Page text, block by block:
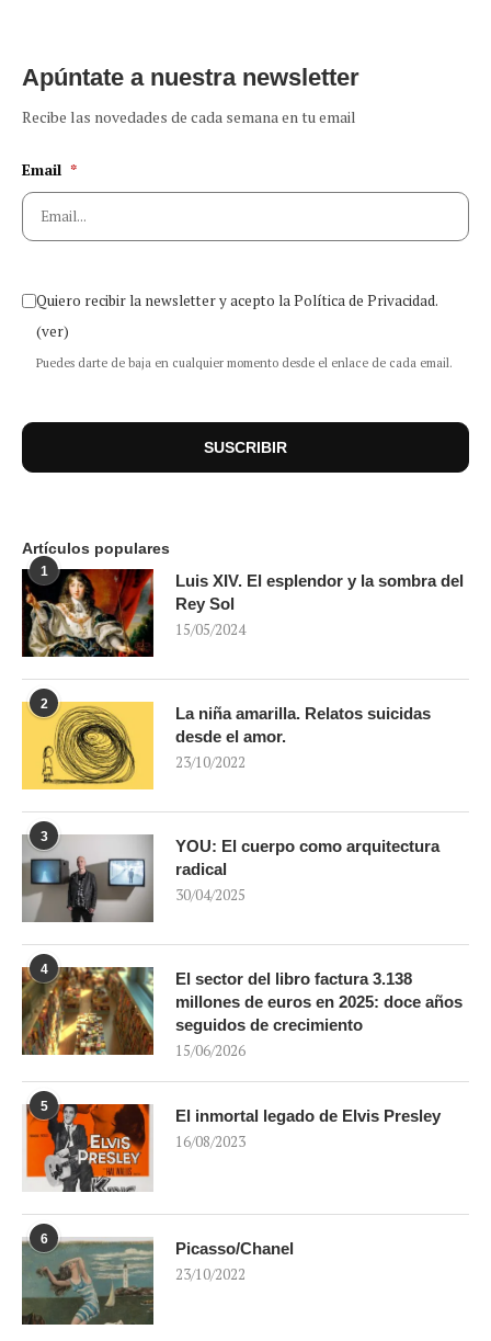
Apúntate a nuestra newsletter
Recibe las novedades de cada semana en tu email
Email *
Quiero recibir la newsletter y acepto la Política de Privacidad.
(ver)
Puedes darte de baja en cualquier momento desde el enlace de cada email.
Artículos populares
1
Luis XIV. El esplendor y la sombra del
Rey Sol
15/05/2024
2
La niña amarilla. Relatos suicidas
desde el amor.
23/10/2022
3
YOU: El cuerpo como arquitectura
radical
30/04/2025
4
El sector del libro factura 3.138
millones de euros en 2025: doce años
seguidos de crecimiento
15/06/2026
5
El inmortal legado de Elvis Presley
16/08/2023
6
Picasso/Chanel
23/10/2022